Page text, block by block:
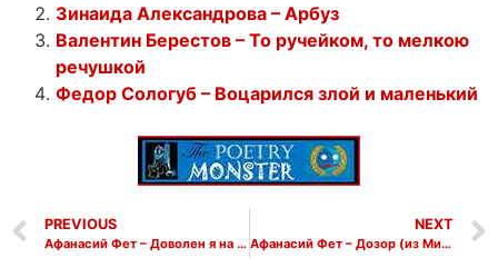
Зинаида Александрова – Арбуз
Валентин Берестов – То ручейком, то мелкою
речушкой
Федор Сологуб – Воцарился злой и маленький
PREVIOUS
Афанасий Фет – Доволен я на дне моей души
NEXT
Афанасий Фет – Дозор (из Мицкевича)